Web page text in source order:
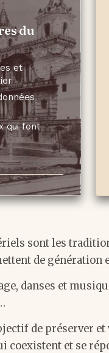
du
et
qui font
sont les
de génération
danses et
de préserver
coexistent et se